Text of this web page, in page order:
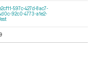
597c-427d-8ac7-
92c0-4773-a1e2-